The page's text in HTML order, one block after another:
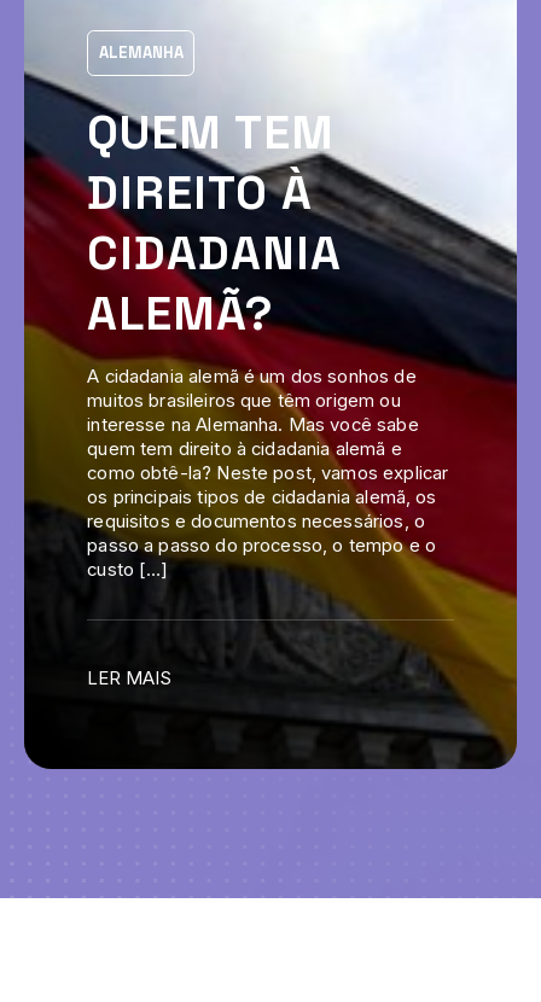
ALEMANHA
QUEM TEM
DIREITO À
CIDADANIA
ALEMÃ?
A cidadania alemã é um dos sonhos de
muitos brasileiros que têm origem ou
interesse na Alemanha. Mas você sabe
quem tem direito à cidadania alemã e
como obtê-la? Neste post, vamos explicar
os principais tipos de cidadania alemã, os
requisitos e documentos necessários, o
passo a passo do processo, o tempo e o
custo […]
LER MAIS